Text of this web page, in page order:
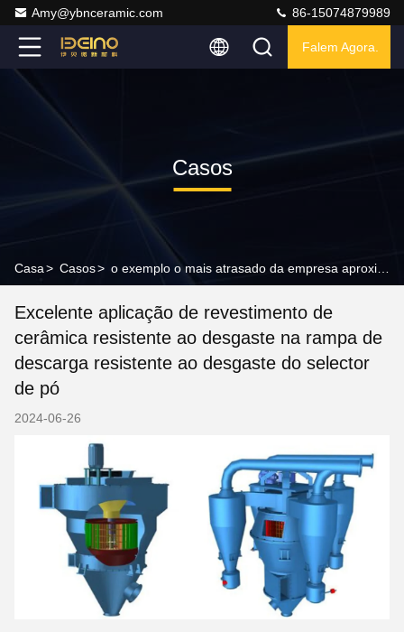
Amy@ybnceramic.com 86-15074879989
Falem Agora.
Casos
Casa> Casos>
Excelente aplicação de revestimento de
cerâmica resistente ao desgaste na rampa de
descarga resistente ao desgaste do selector
de pó
2024-06-26